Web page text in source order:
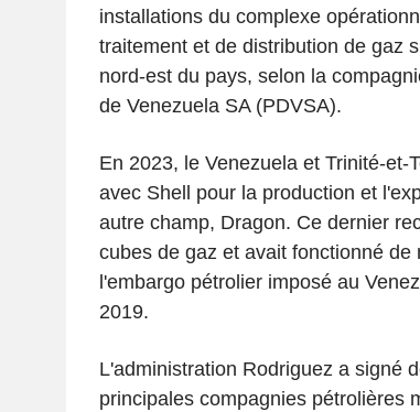
installations du complexe
traitement et de distribution de gaz
nord-est du pays, selon la
de Venezuela SA (PDVSA).
En 2023, le Venezuela et Trinité-et-
avec Shell pour la production et
autre champ, Dragon. Ce dernier
cubes de gaz et avait fonctionné
l'embargo pétrolier imposé au
2019.
L'administration Rodriguez a signé
principales compagnies pétrolières